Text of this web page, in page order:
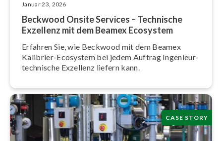
Januar 23, 2026
Beckwood Onsite Services – Technische
Exzellenz mit dem Beamex Ecosystem
Erfahren Sie, wie Beckwood mit dem Beamex
Kalibrier-Ecosystem bei jedem Auftrag In­ge­nieur­
tech­ni­sche Exzellenz liefern kann.
CASE STORY